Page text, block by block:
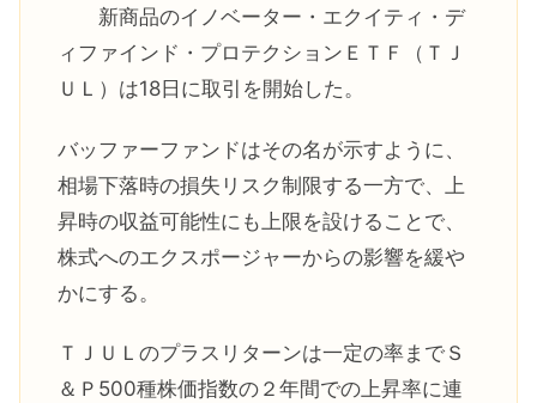
新商品のイノベーター・エクイティ・デ
ィファインド・プロテクションＥＴＦ（ＴＪ
ＵＬ）は18日に取引を開始した。
バッファーファンドはその名が示すように、
相場下落時の損失リスク制限する一方で、上
昇時の収益可能性にも上限を設けることで、
株式へのエクスポージャーからの影響を緩や
かにする。
ＴＪＵＬのプラスリターンは一定の率までＳ
＆Ｐ500種株価指数の２年間での上昇率に連